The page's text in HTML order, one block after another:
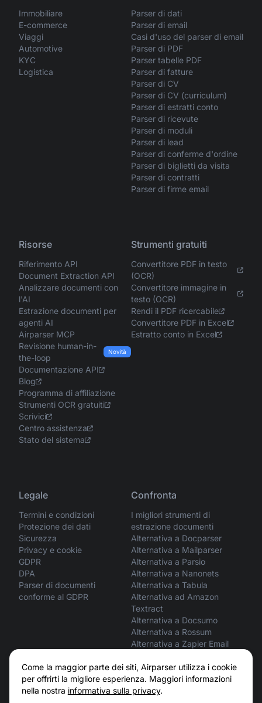
Come la maggior parte dei siti, Airparser utilizza i cookie
per offrirti la migliore esperienza. Maggiori informazioni
nella nostra informativa sulla privacy.
Immobiliare
E-commerce
Viaggi
Automotive
KYC
Logistica
Parser di dati
Parser di email
Casi d'uso del parser di email
Parser di PDF
Parser tabelle PDF
Parser di fatture
Parser di CV
Parser di CV (curriculum)
Parser di estratti conto
Parser di ricevute
Parser di moduli
Parser di lead
Parser di conferme d'ordine
Parser di biglietti da visita
Parser di contratti
Parser di firme email
Risorse
Riferimento API
Document Extraction API
Analizzare documenti con
l'AI
Estrazione documenti per
agenti AI
Airparser MCP
Revisione human-in-
the-loop
Novità
Documentazione API
Blog
Programma di affiliazione
Strumenti OCR gratuiti
Scrivici
Centro assistenza
Stato del sistema
Strumenti gratuiti
Convertitore PDF in testo
(OCR)
Convertitore immagine in
testo (OCR)
Rendi il PDF ricercabile
Convertitore PDF in Excel
Estratto conto in Excel
Legale
Termini e condizioni
Protezione dei dati
Sicurezza
Privacy e cookie
GDPR
DPA
Parser di documenti
conforme al GDPR
Confronta
I migliori strumenti di
estrazione documenti
Alternativa a Docparser
Alternativa a Mailparser
Alternativa a Parsio
Alternativa a Nanonets
Alternativa a Tabula
Alternativa ad Amazon
Textract
Alternativa a Docsumo
Alternativa a Rossum
Alternativa a Zapier Email
ChatGPT vs Airparser
Claude vs Airparser